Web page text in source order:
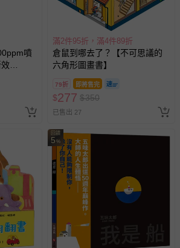
供的運送僅限台灣本島。如您位於離島地
送，或須依據商品需加收離島運費。廠商
權利。離島、偏遠地區、樓層親送等加價
加收。
期，可於訂單個人資料內的查詢訂單內，
為主。
依正常流程檢查是否完好，若商品遇瑕疵
換新品或退貨，請見：退貨的辦理流程
、商品訂購與資訊、購物流程、付款方
金的使用、退貨及商品運送方式等有疑
媽咪愛客服中心
。
海外同步代購，遇缺貨即會通知媽咪並協
組合」等錯誤原因，導致無法安排出貨，
通知訂單取消事宜，並將提供適當補
噴
滿2件95折，滿4件89折
倉鼠到哪去了？【不可思議的
六角形圖畫書】
79折 即將售完
$277 $350
已售出 27
回饋
5 %